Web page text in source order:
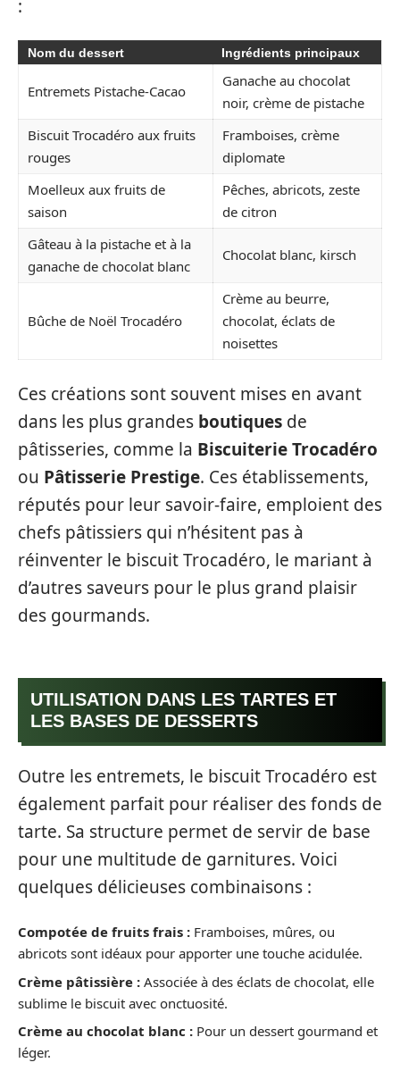
:
Nom du dessert Ingrédients principaux
Entremets Pistache-Cacao
Ganache au chocolat
noir, crème de pistache
Biscuit Trocadéro aux fruits
rouges
Framboises, crème
diplomate
Moelleux aux fruits de
saison
Pêches, abricots, zeste
de citron
Gâteau à la pistache et à la
ganache de chocolat blanc
Chocolat blanc, kirsch
Bûche de Noël Trocadéro
Crème au beurre,
chocolat, éclats de
noisettes
Ces créations sont souvent mises en avant
dans les plus grandes boutiques de
pâtisseries, comme la Biscuiterie Trocadéro
ou Pâtisserie Prestige. Ces établissements,
réputés pour leur savoir-faire, emploient des
chefs pâtissiers qui n’hésitent pas à
réinventer le biscuit Trocadéro, le mariant à
d’autres saveurs pour le plus grand plaisir
des gourmands.
UTILISATION DANS LES TARTES ET
LES BASES DE DESSERTS
Outre les entremets, le biscuit Trocadéro est
également parfait pour réaliser des fonds de
tarte. Sa structure permet de servir de base
pour une multitude de garnitures. Voici
quelques délicieuses combinaisons :
Compotée de fruits frais : Framboises, mûres, ou
abricots sont idéaux pour apporter une touche acidulée.
Crème pâtissière : Associée à des éclats de chocolat, elle
sublime le biscuit avec onctuosité.
Crème au chocolat blanc : Pour un dessert gourmand et
léger.